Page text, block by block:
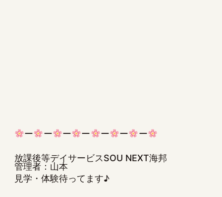
ー ー ー ー ー ー ー
放課後等デイサービスSOU NEXT海邦
管理者：山本
見学・体験待ってます♪